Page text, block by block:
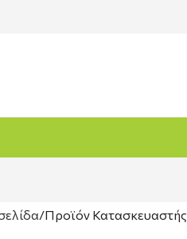
Προϊόν Κατασκευαστής